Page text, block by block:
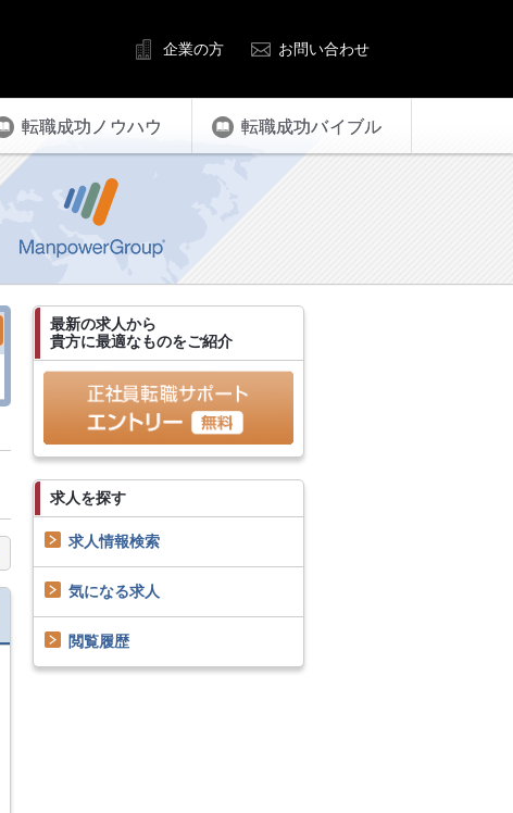
企業の方 お問い合わせ
転職成功ノウハウ 転職成功バイブル
最新の求人から
貴方に最適なものをご紹介
求人を探す
求人情報検索
気になる求人
閲覧履歴